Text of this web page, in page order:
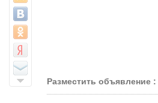
Разместить объявление